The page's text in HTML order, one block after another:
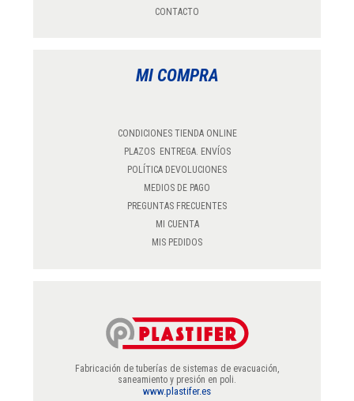
CONTACTO
MI COMPRA
CONDICIONES TIENDA ONLINE
PLAZOS ENTREGA. ENVÍOS
POLÍTICA DEVOLUCIONES
MEDIOS DE PAGO
PREGUNTAS FRECUENTES
MI CUENTA
MIS PEDIDOS
Fabricación de tuberías de sistemas de evacuación,
saneamiento y presión en poli.
www.plastifer.es